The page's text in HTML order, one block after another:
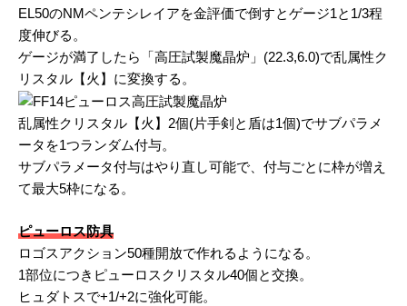
EL50のNMペンテシレイアを金評価で倒すとゲージ1と1/3程
度伸びる。
ゲージが満了したら「高圧試製魔晶炉」(22.3,6.0)で乱属性ク
リスタル【火】に変換する。
乱属性クリスタル【火】2個(片手剣と盾は1個)でサブパラメ
ータを1つランダム付与。
サブパラメータ付与はやり直し可能で、付与ごとに枠が増え
て最大5枠になる。
ピューロス防具
ロゴスアクション50種開放で作れるようになる。
1部位につきピューロスクリスタル40個と交換。
ヒュダトスで+1/+2に強化可能。